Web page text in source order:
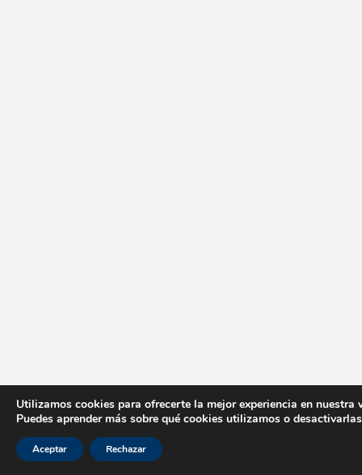
Utilizamos cookies para ofrecerte la mejor experiencia en nuestra
Puedes aprender más sobre qué cookies utilizamos o
Aceptar Rechazar